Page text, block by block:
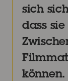
sich
dass
können.